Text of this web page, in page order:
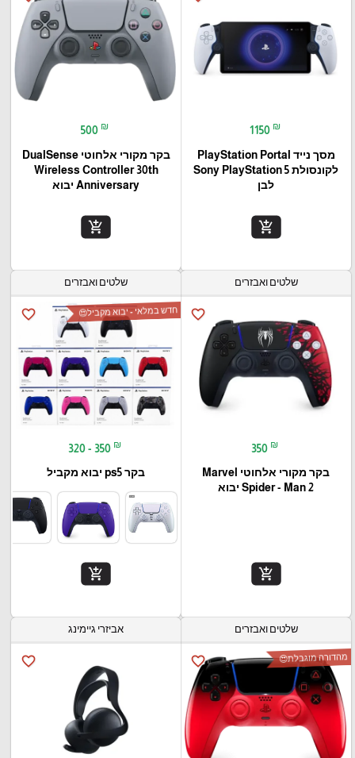
1150 ₪
מסך נייד PlayStation Portal‎
לקונסולת Sony PlayStation 5
לבן
add_shopping_cart
500 ₪
בקר מקורי אלחוטי DualSense
Wireless Controller 30th
Anniversary יבוא
add_shopping_cart
שלטים ואבזרים
favorite_border
350 ₪
בקר מקורי אלחוטי Marvel
Spider - Man 2 יבוא
add_shopping_cart
שלטים ואבזרים
favorite_border חדש במלאי - יבוא מקביל😍
320 - 350 ₪
בקר ps5 יבוא מקביל
add_shopping_cart
שלטים ואבזרים
favorite_border מהדורה מוגבלת😍
אביזרי גיימינג
favorite_border